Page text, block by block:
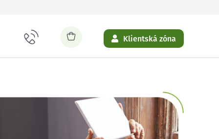
Klientská zóna